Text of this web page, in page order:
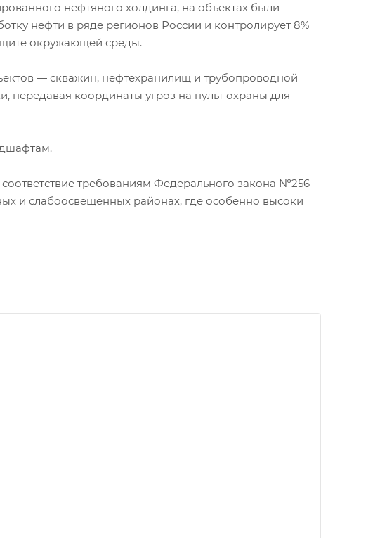
нефтяного холдинга, на объектах были
нефти в ряде регионов России и контролирует 8%
окружающей среды.
— скважин, нефтехранилищ и трубопроводной
передавая координаты угроз на пульт охраны для
требованиям Федерального закона №256
и слабоосвещенных районах, где особенно высоки